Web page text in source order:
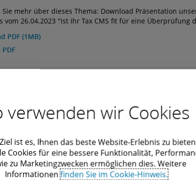
Sie mehr über dieses Thema: Download Präsentation
vom 26.04.2023 "Ist Ihr Tax CMS fit für eine Überprüfung
PDF (1MB)
verwenden wir Cookies
ist es, Ihnen das beste Website-Erlebnis zu
Cookies für eine bessere Funktionalität,
zu Marketingzwecken ermöglichen dies. Weitere
Informationenfinden Sie im Cookie-Hinweis.